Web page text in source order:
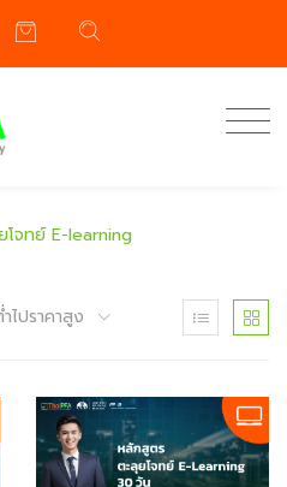
โจทย์ E-learning
ไปราคาสูง